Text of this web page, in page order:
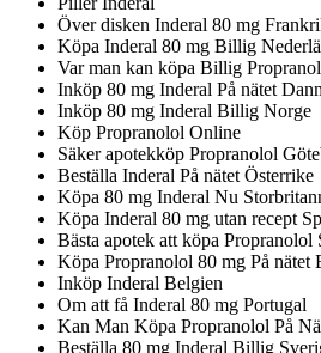
Över disken Inderal 80 mg
Köpa Inderal 80 mg Billig
Var man kan köpa Billig
Inköp 80 mg Inderal På nätet
Inköp 80 mg Inderal Billig Norge
Köp Propranolol Online
Säker apotekköp Propranolol
Beställa Inderal På nätet Österrike
Köpa 80 mg Inderal Nu
Köpa Inderal 80 mg utan recept
Bästa apotek att köpa Propranolol
Köpa Propranolol 80 mg På nätet
Inköp Inderal Belgien
Om att få Inderal 80 mg Portugal
Kan Man Köpa Propranolol På
Beställa 80 mg Inderal Billig